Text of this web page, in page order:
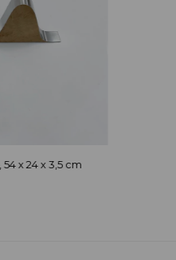
x 24 x 3,5 cm